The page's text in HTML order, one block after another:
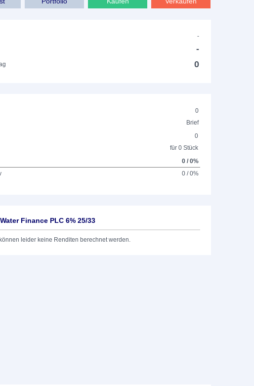
-
-
0
0
Brief
0
für 0 Stück
0 / 0%
0 / 0%
Finance PLC 6% 25/33
leider keine Renditen berechnet werden.